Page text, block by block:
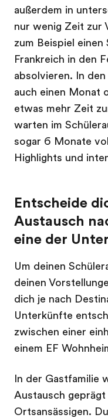
außerdem in
nur wenig Zeit zur
zum Beispiel einen
Frankreich in den
absolvieren. In
auch einen Monat
etwas mehr Zeit
warten im
sogar 6 Monate
Highlights und
Entscheide
Austausch
eine der
Um deinen
deinen
dich je nach
Unterkünfte
zwischen einer
einem EF
In der Gastfamilie
Austausch
Ortsansässigen.